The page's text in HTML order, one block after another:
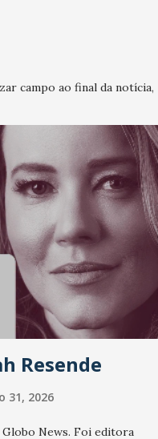
campo ao final da notícia,
Resende
31, 2026
News. Foi editora